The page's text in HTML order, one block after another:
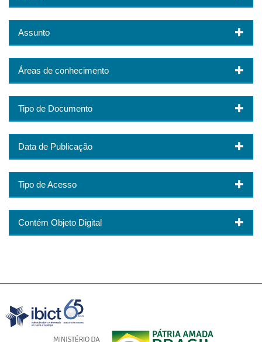
Assunto
Áreas de conhecimento
Tipo de Documento
Data de Publicação
Tipo de Acesso
Contém Objeto Digital